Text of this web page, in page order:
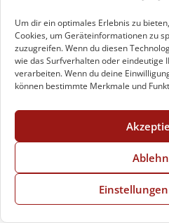
Um dir ein optimales Erlebnis zu
Cookies, um Geräteinformationen zu
zuzugreifen. Wenn du diesen
wie das Surfverhalten oder eindeutige
verarbeiten. Wenn du deine
können bestimmte Merkmale und
Kunstbegeisterte und Sammler
Maastricht lockt. Im Nachgang
Messegeschehens steht der
am erzielten Umsatz wird der
Der kunst:letter – jeden Montag &
Ausstellungen Kunstnews